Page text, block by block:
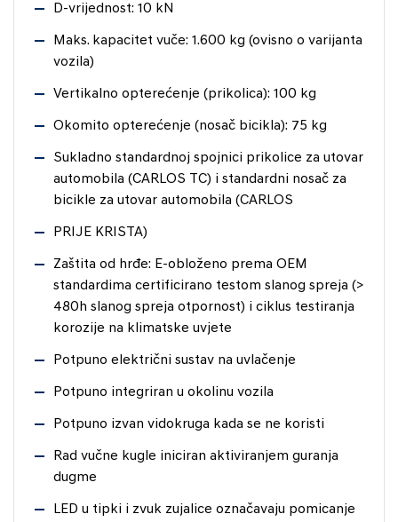
D-vrijednost: 10 kN
Maks. kapacitet vuče: 1.600 kg (ovisno o varijanta
vozila)
Vertikalno opterećenje (prikolica): 100 kg
Okomito opterećenje (nosač bicikla): 75 kg
Sukladno standardnoj spojnici prikolice za utovar
automobila (CARLOS TC) i standardni nosač za
bicikle za utovar automobila (CARLOS
PRIJE KRISTA)
Zaštita od hrđe: E-obloženo prema OEM
standardima certificirano testom slanog spreja (>
480h slanog spreja otpornost) i ciklus testiranja
korozije na klimatske uvjete
Potpuno električni sustav na uvlačenje
Potpuno integriran u okolinu vozila
Potpuno izvan vidokruga kada se ne koristi
Rad vučne kugle iniciran aktiviranjem guranja
dugme
LED u tipki i zvuk zujalice označavaju pomicanje